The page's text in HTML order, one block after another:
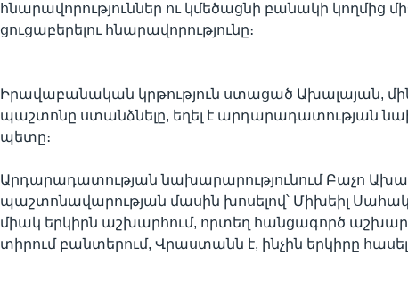
հնարավորություններ ու կմեծացնի բանակի կողմից
ցուցաբերելու հնարավորությունը։
Իրավաբանական կրթություն ստացած Ախալայան,
պաշտոնը ստանձնելը, եղել է արդարադատության
պետը։
Արդարադատության նախարարությունում Բաչո
պաշտոնավարության մասին խոսելով՝ Միխեիլ
միակ երկիրն աշխարհում, որտեղ հանցագործ
տիրում բանտերում, Վրաստանն է, ինչին երկիրը հասել